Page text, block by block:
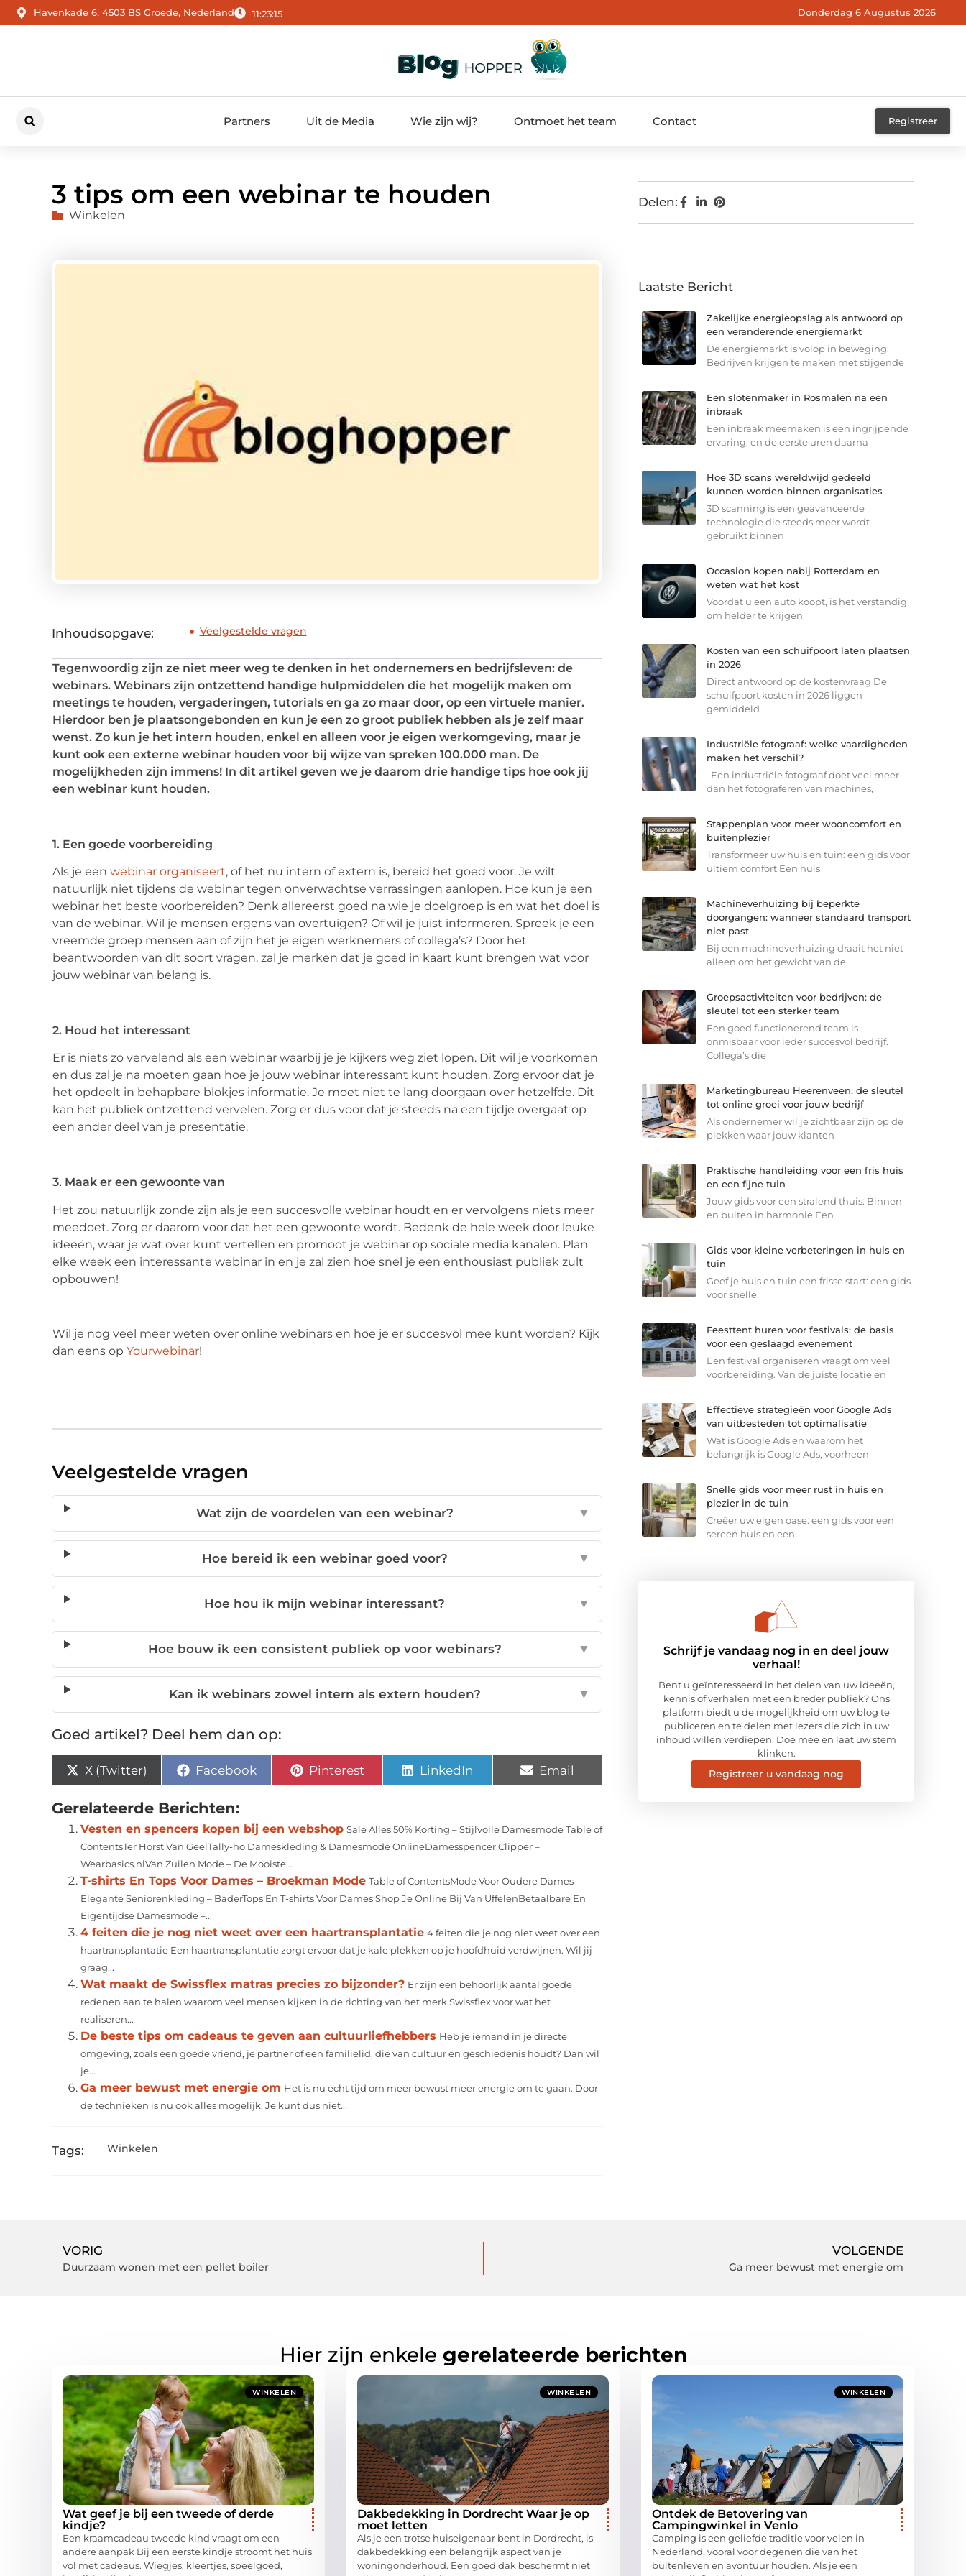
Havenkade 6, 4503 BS Groede, Nederland 11:23:16 Donderdag 6 Augustus 2026
Partners Uit de Media Wie zijn wij? Ontmoet het team Contact Registreer
3 tips om een webinar te houden
Winkelen
Inhoudsopgave: Veelgestelde vragen
Tegenwoordig zijn ze niet meer weg te denken in het ondernemers en bedrijfsleven: de
webinars. Webinars zijn ontzettend handige hulpmiddelen die het mogelijk maken om
meetings te houden, vergaderingen, tutorials en ga zo maar door, op een virtuele manier.
Hierdoor ben je plaatsongebonden en kun je een zo groot publiek hebben als je zelf maar
wenst. Zo kun je het intern houden, enkel en alleen voor je eigen werkomgeving, maar je
kunt ook een externe webinar houden voor bij wijze van spreken 100.000 man. De
mogelijkheden zijn immens! In dit artikel geven we je daarom drie handige tips hoe ook jij
een webinar kunt houden.
1. Een goede voorbereiding
Als je een webinar organiseert, of het nu intern of extern is, bereid het goed voor. Je wilt
natuurlijk niet tijdens de webinar tegen onverwachtse verrassingen aanlopen. Hoe kun je een
webinar het beste voorbereiden? Denk allereerst goed na wie je doelgroep is en wat het doel is
van de webinar. Wil je mensen ergens van overtuigen? Of wil je juist informeren. Spreek je een
vreemde groep mensen aan of zijn het je eigen werknemers of collega’s? Door het
beantwoorden van dit soort vragen, zal je merken dat je goed in kaart kunt brengen wat voor
jouw webinar van belang is.
2. Houd het interessant
Er is niets zo vervelend als een webinar waarbij je je kijkers weg ziet lopen. Dit wil je voorkomen
en dus zal je na moeten gaan hoe je jouw webinar interessant kunt houden. Zorg ervoor dat je
het opdeelt in behapbare blokjes informatie. Je moet niet te lang doorgaan over hetzelfde. Dit
kan het publiek ontzettend vervelen. Zorg er dus voor dat je steeds na een tijdje overgaat op
een ander deel van je presentatie.
3. Maak er een gewoonte van
Het zou natuurlijk zonde zijn als je een succesvolle webinar houdt en er vervolgens niets meer
meedoet. Zorg er daarom voor dat het een gewoonte wordt. Bedenk de hele week door leuke
ideeën, waar je wat over kunt vertellen en promoot je webinar op sociale media kanalen. Plan
elke week een interessante webinar in en je zal zien hoe snel je een enthousiast publiek zult
opbouwen!
Wil je nog veel meer weten over online webinars en hoe je er succesvol mee kunt worden? Kijk
dan eens op Yourwebinar!
Veelgestelde vragen
Wat zijn de voordelen van een webinar? ▼
Hoe bereid ik een webinar goed voor? ▼
Hoe hou ik mijn webinar interessant? ▼
Hoe bouw ik een consistent publiek op voor webinars? ▼
Kan ik webinars zowel intern als extern houden? ▼
Goed artikel? Deel hem dan op:
X (Twitter) Facebook Pinterest LinkedIn Email
Gerelateerde Berichten:
Vesten en spencers kopen bij een webshop Sale Alles 50% Korting – Stijlvolle Damesmode Table of
ContentsTer Horst Van GeelTally-ho Dameskleding & Damesmode OnlineDamesspencer Clipper –
Wearbasics.nlVan Zuilen Mode – De Mooiste...
T-shirts En Tops Voor Dames – Broekman Mode Table of ContentsMode Voor Oudere Dames –
Elegante Seniorenkleding – BaderTops En T-shirts Voor Dames Shop Je Online Bij Van UffelenBetaalbare En
Eigentijdse Damesmode –...
4 feiten die je nog niet weet over een haartransplantatie 4 feiten die je nog niet weet over een
haartransplantatie Een haartransplantatie zorgt ervoor dat je kale plekken op je hoofdhuid verdwijnen. Wil jij
graag...
Wat maakt de Swissflex matras precies zo bijzonder? Er zijn een behoorlijk aantal goede
redenen aan te halen waarom veel mensen kijken in de richting van het merk Swissflex voor wat het
realiseren...
De beste tips om cadeaus te geven aan cultuurliefhebbers Heb je iemand in je directe
omgeving, zoals een goede vriend, je partner of een familielid, die van cultuur en geschiedenis houdt? Dan wil
je...
Ga meer bewust met energie om Het is nu echt tijd om meer bewust meer energie om te gaan. Door
de technieken is nu ook alles mogelijk. Je kunt dus niet...
Tags: Winkelen
Delen:
Laatste Bericht
Zakelijke energieopslag als antwoord op
een veranderende energiemarkt
De energiemarkt is volop in beweging.
Bedrijven krijgen te maken met stijgende
Een slotenmaker in Rosmalen na een
inbraak
Een inbraak meemaken is een ingrijpende
ervaring, en de eerste uren daarna
Hoe 3D scans wereldwijd gedeeld
kunnen worden binnen organisaties
3D scanning is een geavanceerde
technologie die steeds meer wordt
gebruikt binnen
Occasion kopen nabij Rotterdam en
weten wat het kost
Voordat u een auto koopt, is het verstandig
om helder te krijgen
Kosten van een schuifpoort laten plaatsen
in 2026
Direct antwoord op de kostenvraag De
schuifpoort kosten in 2026 liggen
gemiddeld
Industriële fotograaf: welke vaardigheden
maken het verschil?
Een industriële fotograaf doet veel meer
dan het fotograferen van machines,
Stappenplan voor meer wooncomfort en
buitenplezier
Transformeer uw huis en tuin: een gids voor
ultiem comfort Een huis
Machineverhuizing bij beperkte
doorgangen: wanneer standaard transport
niet past
Bij een machineverhuizing draait het niet
alleen om het gewicht van de
Groepsactiviteiten voor bedrijven: de
sleutel tot een sterker team
Een goed functionerend team is
onmisbaar voor ieder succesvol bedrijf.
Collega’s die
Marketingbureau Heerenveen: de sleutel
tot online groei voor jouw bedrijf
Als ondernemer wil je zichtbaar zijn op de
plekken waar jouw klanten
Praktische handleiding voor een fris huis
en een fijne tuin
Jouw gids voor een stralend thuis: Binnen
en buiten in harmonie Een
Gids voor kleine verbeteringen in huis en
tuin
Geef je huis en tuin een frisse start: een gids
voor snelle
Feesttent huren voor festivals: de basis
voor een geslaagd evenement
Een festival organiseren vraagt om veel
voorbereiding. Van de juiste locatie en
Effectieve strategieën voor Google Ads
van uitbesteden tot optimalisatie
Wat is Google Ads en waarom het
belangrijk is Google Ads, voorheen
Snelle gids voor meer rust in huis en
plezier in de tuin
Creëer uw eigen oase: een gids voor een
sereen huis en een
Schrijf je vandaag nog in en deel jouw
verhaal!
Bent u geïnteresseerd in het delen van uw ideeën,
kennis of verhalen met een breder publiek? Ons
platform biedt u de mogelijkheid om uw blog te
publiceren en te delen met lezers die zich in uw
inhoud willen verdiepen. Doe mee en laat uw stem
klinken.
Registreer u vandaag nog
VORIG
Duurzaam wonen met een pellet boiler
VOLGENDE
Ga meer bewust met energie om
Hier zijn enkele gerelateerde berichten
WINKELEN
Wat geef je bij een tweede of derde
kindje?
Een kraamcadeau tweede kind vraagt om een
andere aanpak Bij een eerste kindje stroomt het huis
vol met cadeaus. Wiegjes, kleertjes, speelgoed,
WINKELEN
Dakbedekking in Dordrecht Waar je op
moet letten
Als je een trotse huiseigenaar bent in Dordrecht, is
dakbedekking een belangrijk aspect van je
woningonderhoud. Een goed dak beschermt niet
WINKELEN
Ontdek de Betovering van
Campingwinkel in Venlo
Camping is een geliefde traditie voor velen in
Nederland, vooral voor degenen die van het
buitenleven en avontuur houden. Als je een